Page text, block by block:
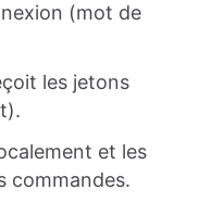
(mot de
les jetons
et les
commandes.